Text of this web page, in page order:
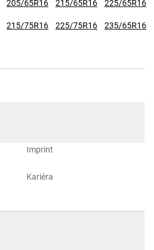
205/65R16 215/65R16 225/65R16
215/75R16 225/75R16 235/65R16
Imprint
Kariéra